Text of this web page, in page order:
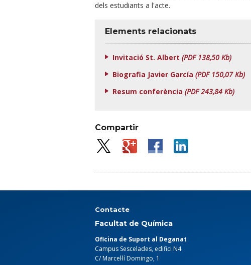
dels estudiants a l'acte.
Elements relacionats
Invitació St. Albert (PDF 138,50 Kb)
Biografia Javier García (PDF 150,07 Kb)
Resum conferència (PDF 243,84 Kb)
Compartir
Contacte
Facultat de Química
Oficina de Suport al Deganat
Campus Sescelades, edifici N4
C/ Marcel·lí Domingo, 1